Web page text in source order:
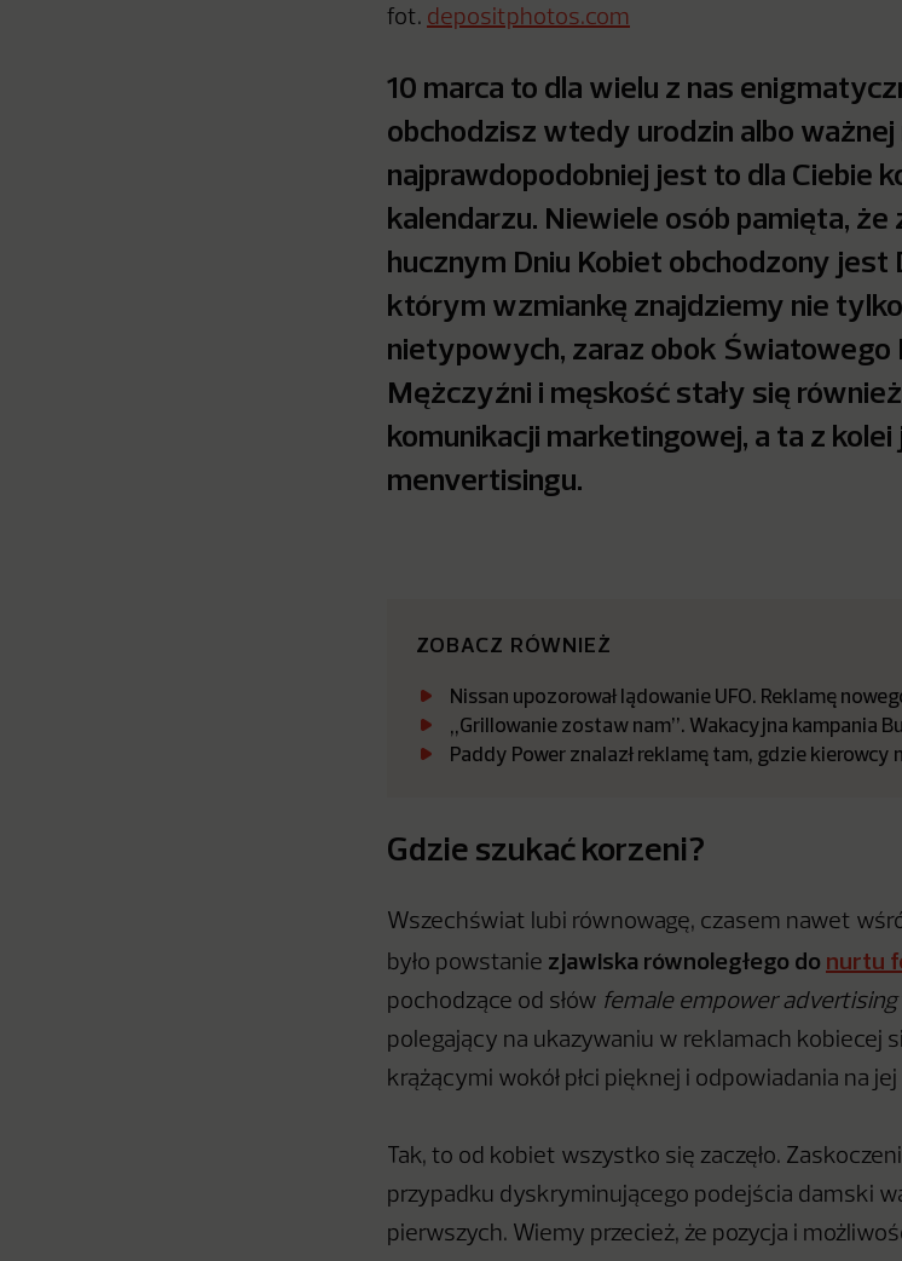
fot. depositphotos.com
10 marca to dla wielu z nas
obchodzisz wtedy urodzin albo ważnej
najprawdopodobniej jest to dla Ciebie
kalendarzu. Niewiele osób pamięta, że
hucznym Dniu Kobiet obchodzony jest
którym wzmiankę znajdziemy nie
nietypowych, zaraz obok Światowego
Mężczyźni i męskość stały się
komunikacji marketingowej, a ta z kolei
menvertisingu.
ZOBACZ RÓWNIEŻ
Nissan upozorował lądowanie UFO. Reklamę
„Grillowanie zostaw nam”. Wakacyjna kampania
Paddy Power znalazł reklamę tam, gdzie kierowcy
Gdzie szukać korzeni?
Wszechświat lubi równowagę, czasem nawet
było powstanie zjawiska równoległego do nurtu
pochodzące od słów female empower advertising
polegający na ukazywaniu w reklamach kobiecej
krążącymi wokół płci pięknej i odpowiadania na
Tak, to od kobiet wszystko się zaczęło.
przypadku dyskryminującego podejścia damski
pierwszych. Wiemy przecież, że pozycja i